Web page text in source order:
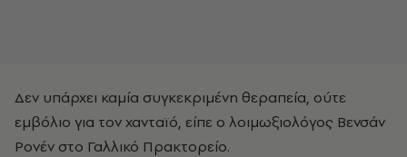
Δεν υπάρχει καμία συγκεκριμένη θεραπεία, ούτε
εμβόλιο για τον χανταϊό, είπε ο λοιμωξιολόγος Βενσάν
Ρονέν στο Γαλλικό Πρακτορείο.